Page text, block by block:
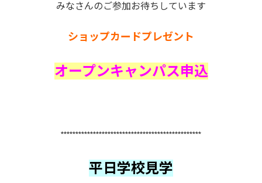
みなさんのご参加お待ちしています
ショップカードプレゼント
オープンキャンパス申込
************************************************
平日学校見学